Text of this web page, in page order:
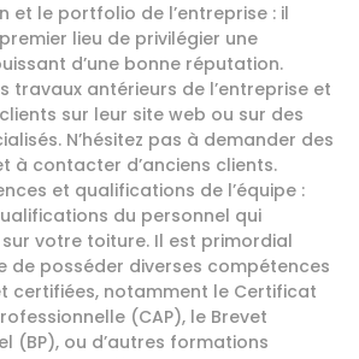
et le portfolio de l’entreprise : il
lieu de privilégier une
d’une bonne réputation.
travaux antérieurs de l’entreprise et
sur leur site web ou sur des
N’hésitez pas à demander des
à contacter d’anciens clients.
et qualifications de l’équipe :
du personnel qui
votre toiture. Il est primordial
de posséder diverses compétences
certifiées, notamment le Certificat
(CAP), le Brevet
(BP), ou d’autres formations